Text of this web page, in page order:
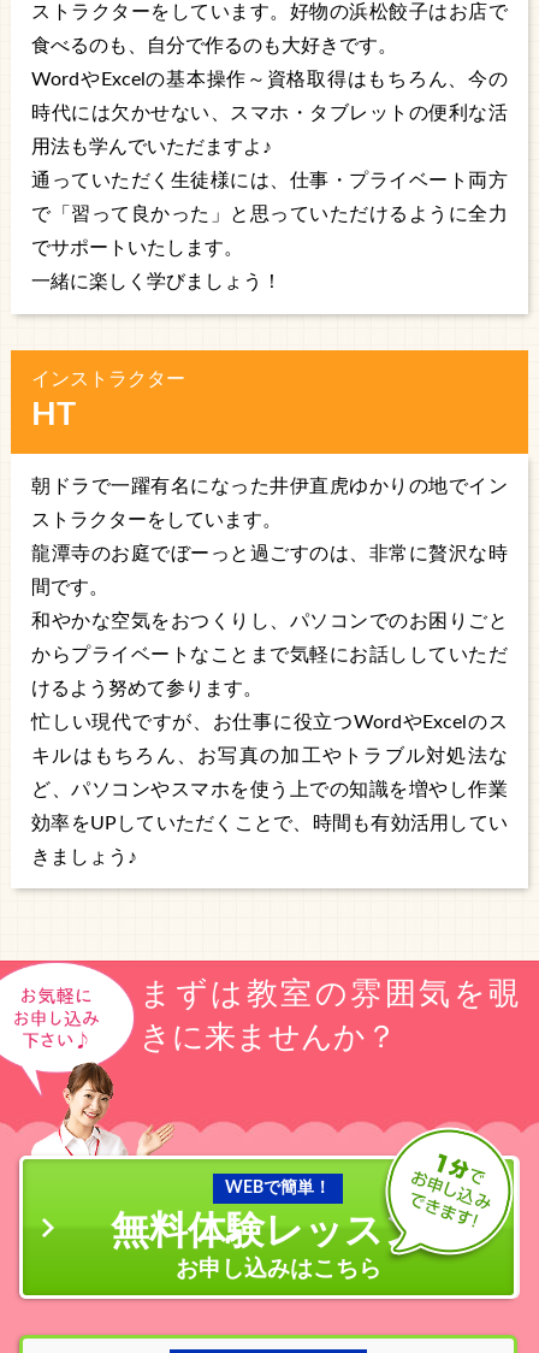
ストラクターをしています。好物の浜松餃子はお店で
食べるのも、自分で作るのも大好きです。
WordやExcelの基本操作～資格取得はもちろん、今の
時代には欠かせない、スマホ・タブレットの便利な活
用法も学んでいただますよ♪
通っていただく生徒様には、仕事・プライベート両方
で「習って良かった」と思っていただけるように全力
でサポートいたします。
一緒に楽しく学びましょう！
インストラクター
HT
朝ドラで一躍有名になった井伊直虎ゆかりの地でイン
ストラクターをしています。
龍潭寺のお庭でぼーっと過ごすのは、非常に贅沢な時
間です。
和やかな空気をおつくりし、パソコンでのお困りごと
からプライベートなことまで気軽にお話ししていただ
けるよう努めて参ります。
忙しい現代ですが、お仕事に役立つWordやExcelのス
キルはもちろん、お写真の加工やトラブル対処法な
ど、パソコンやスマホを使う上での知識を増やし作業
効率をUPしていただくことで、時間も有効活用してい
きましょう♪
まずは教室の雰囲気を覗
きに来ませんか？
WEBで簡単！
無料体験レッスン
お申し込みはこちら